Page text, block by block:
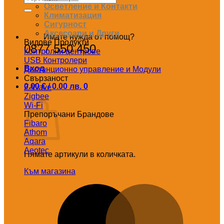
за:
Имате нужда от помощ?
0877 550 450
Вход
0.00€/ 0.00 лв. 0
Количка
Нямате артикули в количката.
Към магазина
Осветление и Контакти
Климатизация
Сигурност
Аксесоари и Други
Видове Продукти
Контролни центрове
USB Контролери
Дистанционно управление и Модули
Свързаност
Z-Wave
Zigbee
Wi-Fi
Препоръчани Брандове
Fibaro
Athom
Aqara
Aeotec